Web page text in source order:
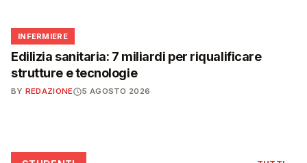
🩺
INFERMIERE
Edilizia sanitaria: 7 miliardi per riqualificare
strutture e tecnologie
BY REDAZIONE 5 AGOSTO 2026